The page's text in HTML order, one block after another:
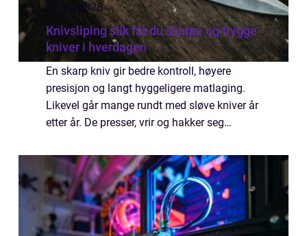
09 juli 2026
Knivsliping slik får du skarpe og trygge
kniver i hverdagen
En skarp kniv gir bedre kontroll, høyere
presisjon og langt hyggeligere matlaging.
Likevel går mange rundt med sløve kniver år
etter år. De presser, vrir og hakker seg
at kniven er ferdig. Ofte trenger kni...